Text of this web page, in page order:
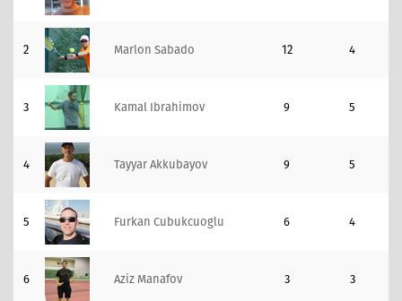
2 Marlon Sabado 12 4
3 Kamal Ibrahimov 9 5
4 Tayyar Akkubayov 9 5
5 Furkan Cubukcuoglu 6 4
6 Aziz Manafov 3 3